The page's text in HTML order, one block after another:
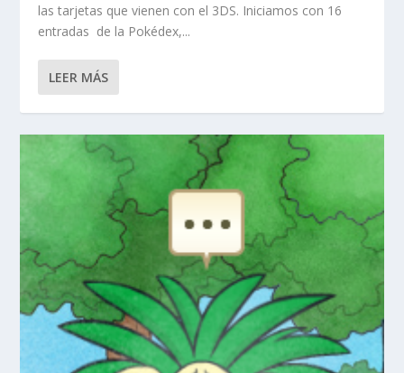
las tarjetas que vienen con el 3DS. Iniciamos con 16
entradas de la Pokédex,...
LEER MÁS